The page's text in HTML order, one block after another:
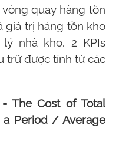
quay hàng tồn
giá trị hàng tồn kho
nhà kho. 2 KPIs
trữ được tính từ các
The Cost of Total
Period / Average